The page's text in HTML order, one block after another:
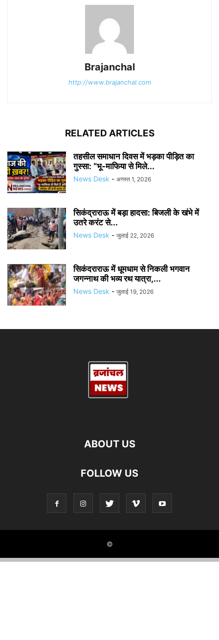
Brajanchal
http://www.brajanchal.com
RELATED ARTICLES
तहसील समाधान दिवस में भड़का पीड़ित का
गुस्सा: “भू-माफिया से मिले...
News Desk - अगस्त 1, 2026
सिकंद्राराऊ में बड़ा हादसा: बिजली के खंभे में
उतरे करंट से...
News Desk - जुलाई 22, 2026
सिकंदराराऊ में धूमधाम से निकली भगवान
जगन्नाथ की भव्य रथ यात्रा,...
News Desk - जुलाई 19, 2026
ABOUT US
FOLLOW US
©